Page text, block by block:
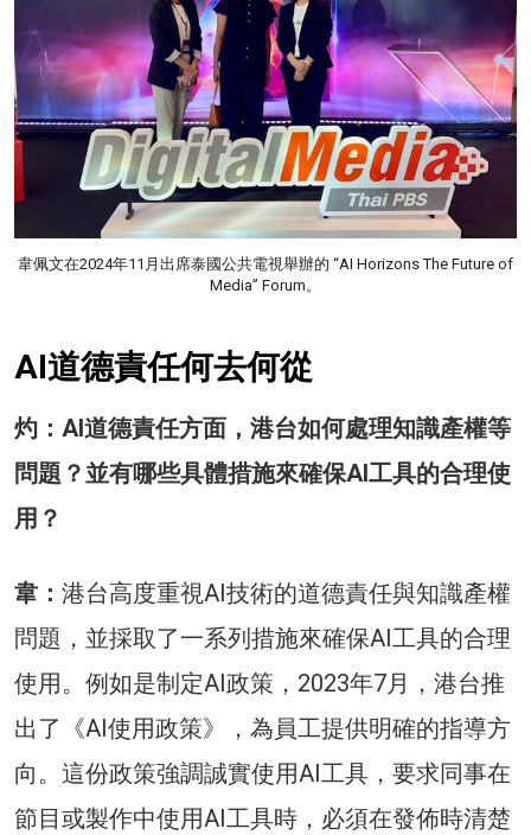
韋佩文在2024年11月出席泰國公共電視舉辦的 “AI Horizons The Future of
Media” Forum。
AI道德責任何去何從
灼：AI道德責任方面，港台如何處理知識產權等
問題？並有哪些具體措施來確保AI工具的合理使
用？
韋： 港台高度重視AI技術的道德責任與知識產權
問題，並採取了一系列措施來確保AI工具的合理
使用。例如是制定AI政策，2023年7月，港台推
出了《AI使用政策》，為員工提供明確的指導方
向。這份政策強調誠實使用AI工具，要求同事在
節目或製作中使用AI工具時，必須在發佈時清楚